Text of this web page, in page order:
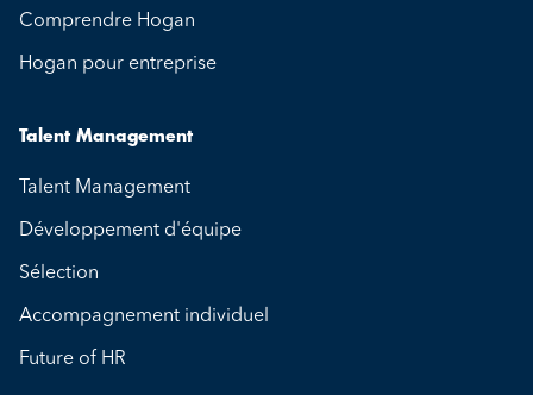
Comprendre Hogan
Hogan pour entreprise
Talent Management
Talent Management
Développement d'équipe
Sélection
Accompagnement individuel
Future of HR